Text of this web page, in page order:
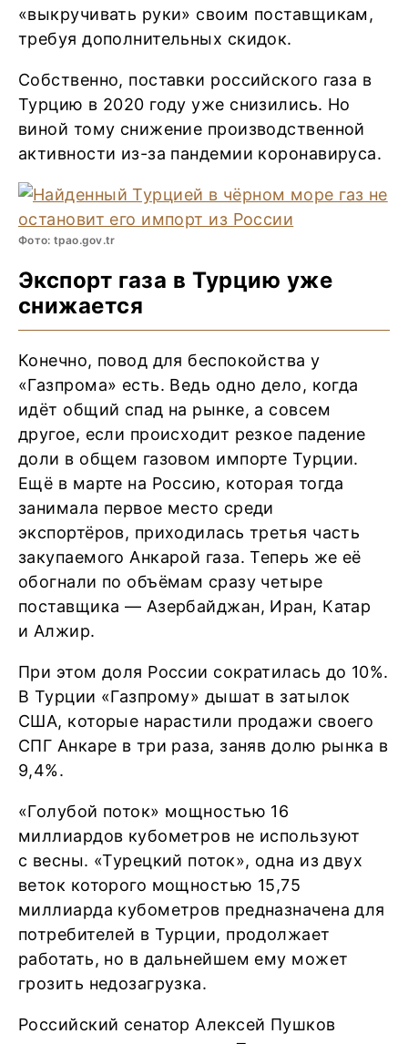
«выкручивать руки» своим поставщикам,
требуя дополнительных скидок.
Собственно, поставки российского газа в
Турцию в 2020 году уже снизились. Но
виной тому снижение производственной
активности из-за пандемии коронавируса.
Фото: tpao.gov.tr
Экспорт газа в Турцию уже
снижается
Конечно, повод для беспокойства у
«Газпрома» есть. Ведь одно дело, когда
идёт общий спад на рынке, а совсем
другое, если происходит резкое падение
доли в общем газовом импорте Турции.
Ещё в марте на Россию, которая тогда
занимала первое место среди
экспортёров, приходилась третья часть
закупаемого Анкарой газа. Теперь же её
обогнали по объёмам сразу четыре
поставщика — Азербайджан, Иран, Катар
и Алжир.
При этом доля России сократилась до 10%.
В Турции «Газпрому» дышат в затылок
США, которые нарастили продажи своего
СПГ Анкаре в три раза, заняв долю рынка в
9,4%.
«Голубой поток» мощностью 16
миллиардов кубометров не используют
с весны. «Турецкий поток», одна из двух
веток которого мощностью 15,75
миллиарда кубометров предназначена для
потребителей в Турции, продолжает
работать, но в дальнейшем ему может
грозить недозагрузка.
Российский сенатор Алексей Пушков